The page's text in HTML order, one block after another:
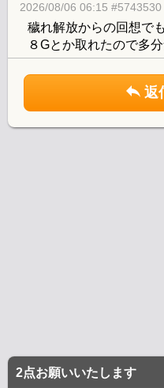
2026/08/06 06:15 #5743530
穢れ解放からの回想で
８Gとか取れたので多
返
2点お願いいたします